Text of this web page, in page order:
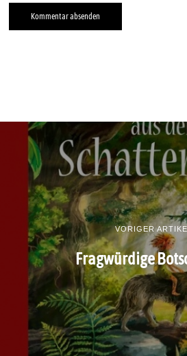
VORIGER
Fragwürdige